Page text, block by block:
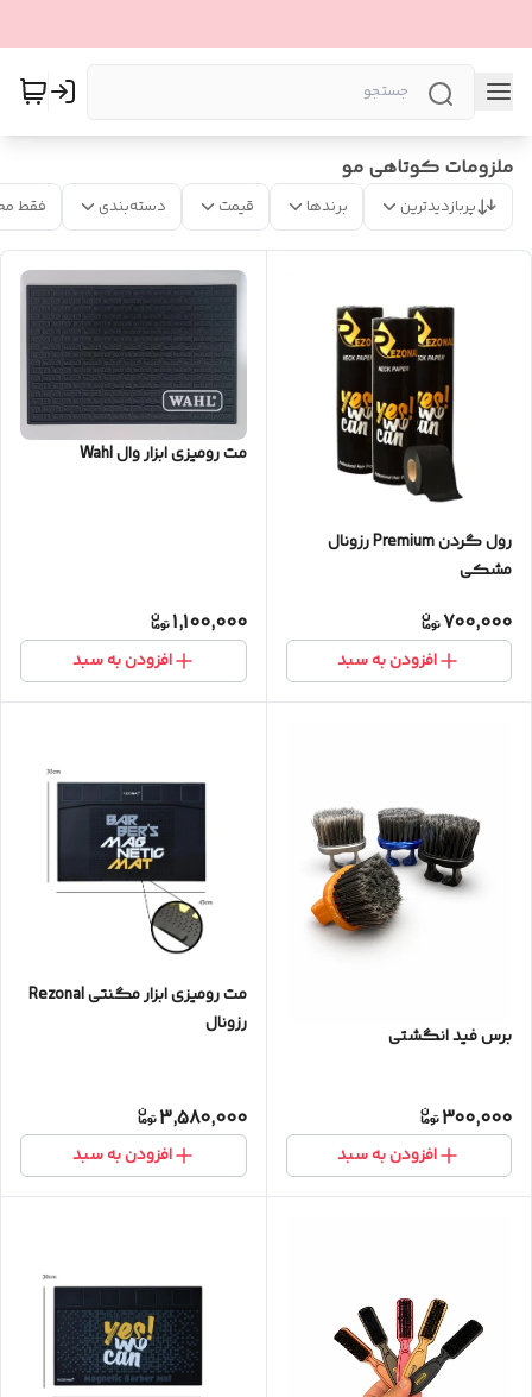
ملزومات کوتاهی مو
پربازدیدترین برندها قیمت دسته‌بندی فقط
رول گردن Premium رزونال
مشکی
700,000
افزودن به سبد
مت رومیزی ابزار وال Wahl
1,100,000
افزودن به سبد
برس فید انگشتی
300,000
افزودن به سبد
مت رومیزی ابزار مگنتی Rezonal
رزونال
3,580,000
افزودن به سبد